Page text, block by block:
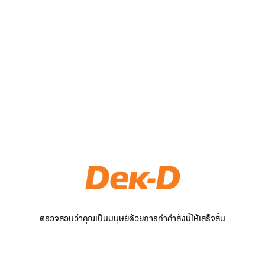
ตรวจสอบว่าคุณเป็นมนุษย์ด้วยการทำคำสั่งนี้ให้เสร็จสิ้น